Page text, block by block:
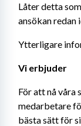
Låter detta
ansökan redan
Ytterligare
Vi erbjuder
För att nå våra
medarbetare
bästa sätt för